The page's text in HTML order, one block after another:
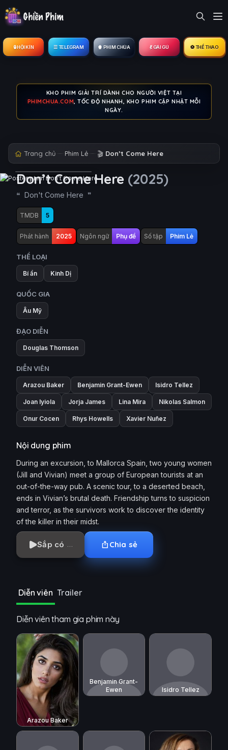
🔒︎ HỘI KÍN ☰ TELEGRAM 🍿 PHIM CHÙA 💃 GÁI GÚ ⚽ THỂ THAO
KHO PHIM GIẢI TRÍ DÀNH CHO NGƯỜI VIỆT TẠI
PHIMCHUA.COM, TỐC ĐỘ NHANH, KHO PHIM CẬP NHẬT MỖI
NGÀY.
Trang chủ Phim Lẻ 🎬 Don’t Come Here
Don’t Come Here (2025)
Don't Come Here
TMDB 5
Phát hành 2025 Ngôn ngữ Phụ đề Số tập Phim Lẻ
THỂ LOẠI
Bí ẩn Kinh Dị
QUỐC GIA
Âu Mỹ
ĐẠO DIỄN
Douglas Thomson
DIỄN VIÊN
Arazou Baker Benjamin Grant-Ewen Isidro Tellez
Joan Iyiola Jorja James Lina Mira Nikolas Salmon
Onur Cocen Rhys Howells Xavier Nuñez
Nội dung phim
During an excursion, to Mallorca Spain, two young women
(Jill and Vivian) meet a group of European tourists at an
out-of-the-way pub. A scenic tour, to a deserted beach,
ends in Vivian’s brutal death. Friendship turns to suspicion
and terror, as the survivors work to discover the identity
of the killer in their midst.
Sắp có Chia sẻ
Diễn viên Trailer
Diễn viên tham gia phim này
Arazou Baker
Benjamin Grant-
Ewen
Isidro Tellez